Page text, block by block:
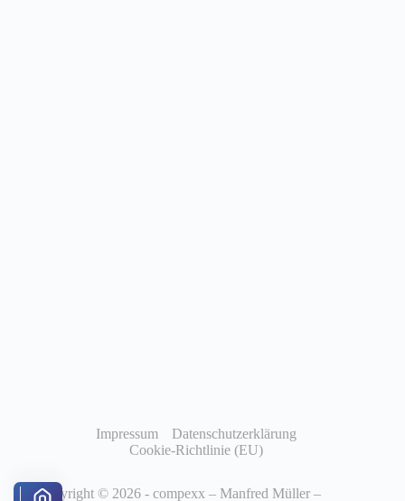
Impressum
Datenschutzerklärung
Cookie-Richtlinie (EU)
Copyright © 2026 - compexx – Manfred Müller –